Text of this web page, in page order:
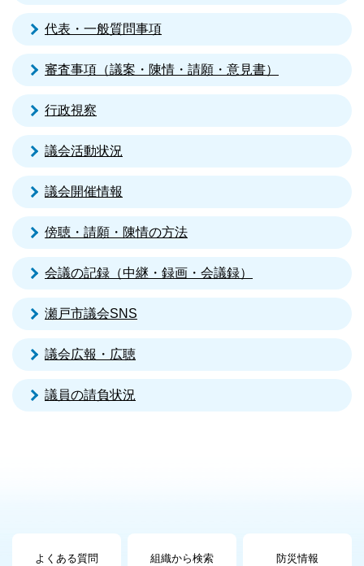
代表・一般質問事項
審査事項（議案・陳情・請願・意見書）
行政視察
議会活動状況
議会開催情報
傍聴・請願・陳情の方法
会議の記録（中継・録画・会議録）
瀬戸市議会SNS
議会広報・広聴
議員の請負状況
よくある質問 組織から検索 防災情報